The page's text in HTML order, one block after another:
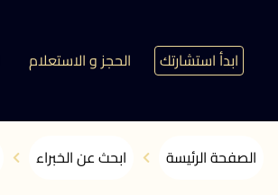
الحجز و الاستعلام ابدأ استشارتك
الصفحة الرئيسة ابحث عن الخبراء